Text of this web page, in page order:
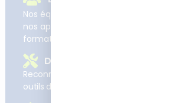
Nos équipes sont learner et user
nos apprenants et leurs enjeux
formations et projets.
Des formations concrètes
Reconnues pour développer des
outils directement applicables sur le